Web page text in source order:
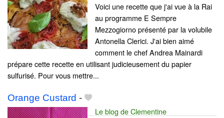
Voici une recette que j'ai vue à la Rai
au programme E Sempre
Mezzogiorno présenté par la volubile
Antonella Clerici. J'ai bien aimé
comment le chef Andrea Mainardi
prépare cette recette en utilisant judicieusement du papier
sulfurisé. Pour vous mettre...
Orange Custard -
Le blog de Clementine